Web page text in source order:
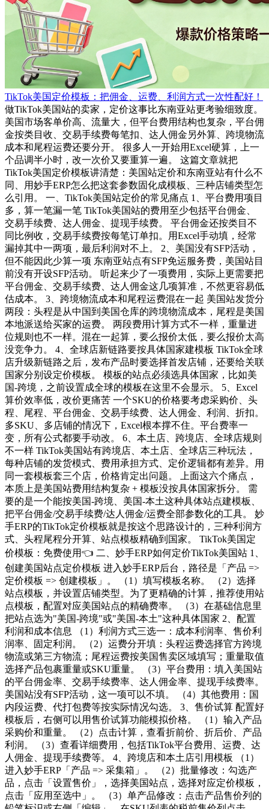
TikTok美国定价模板：把佣金、运费、利润方式一次性配好！
做TikTok美国站的卖家，定价这事比东南亚站更考验细致度。
美国市场客单价高、流量大，但平台费用结构也复杂，平台佣
金按类目收、交易手续费每笔扣、达人佣金另外算、跨境物流
成本和尾程运费还要分开。 很多人一开始用Excel硬算，上一
个品调半小时，改一次价又要重算一遍。 这篇文章就把
TikTok美国定价模板讲清楚：美国站定价和东南亚站有什么不
同、用妙手ERP怎么把这套参数固化成模板、三种店铺类型怎
么引用。 一、TikTok美国站定价的常见痛点 1、平台费用项目
多，算一笔漏一笔 TikTok美国站的费用至少包括平台佣金、
交易手续费、达人佣金、提现手续费。 平台佣金还按类目不
同比例收，交易手续费按每笔订单扣。用Excel手动填，经常
漏掉其中一两项，最后利润对不上。 2、美国没有SFP活动，
但不能因此少算一项 东南亚站点有SFP免运服务费，美国站目
前没有开设SFP活动。 听起来少了一项费用，实际上更需要把
平台佣金、交易手续费、达人佣金这几项算准，不然更容易低
估成本。 3、跨境物流成本和尾程运费混在一起 美国站发货分
两段：头程是从中国到美国仓库的跨境物流成本，尾程是美国
本地派送给买家的运费。 两段费用计算方式不一样，重量进
位规则也不一样。混在一起算，要么报价太低，要么报价太高
没竞争力。 4、全球店新链路要按具体国家建模板 TikTok全球
店升级新链路之后，发布产品时要选择首发店铺，还要给关联
国家分别设定价模板。 模板的站点必须选具体国家，比如美
国-跨境，之前设置成全球的模板在这里不会显示。 5、Excel
算价效率低，改价更痛苦 一个SKU的价格要考虑采购价、头
程、尾程、平台佣金、交易手续费、达人佣金、利润、折扣。
多SKU、多店铺的情况下，Excel根本撑不住。平台费率一
变，所有公式都要手动改。 6、本土店、跨境店、全球店规则
不一样 TikTok美国站有跨境店、本土店、全球店三种玩法，
每种店铺的发货模式、费用承担方式、定价逻辑都有差异。用
同一套模板套三个店，价格肯定出问题。 上面这六个痛点，
本质上是美国站费用结构复杂 + 模板没按具体国家拆分。 需
要的是一个能按美国-跨境、美国-本土这种具体站点建模板、
把平台佣金/交易手续费/达人佣金/运费全部参数化的工具。 妙
手ERP的TikTok定价模板就是按这个思路设计的，三种利润方
式、头程尾程分开算、站点模板精确到国家。 TikTok美国定
价模板：免费使用👈 二、妙手ERP如何定价TikTok美国站 1、
创建美国站点定价模板 进入妙手ERP后台，路径是「产品 =>
定价模板 => 创建模板」。 （1）填写模板名称。 （2）选择
站点模板，并设置店铺类型。为了更精确的计算，推荐使用站
点模板，配置对应美国站点的精确费率。 （3）在基础信息里
把站点选为"美国-跨境"或"美国-本土"这种具体国家 2、配置
利润和成本信息 （1）利润方式三选一：成本利润率、售价利
润率、固定利润。 （2）运费分开填：头程运费选择官方跨境
物流或第三方物流；尾程运费按美国售卖区域填写；重量取值
选择产品包裹重量或SKU重量。 （3）平台费用：填入美国站
的平台佣金率、交易手续费率、达人佣金率、提现手续费率。
美国站没有SFP活动，这一项可以不填。 （4）其他费用：国
内段运费、代打包费等按实际情况勾选。 3、售价试算 配置好
模板后，右侧可以用售价试算功能模拟价格。 （1）输入产品
采购价和重量。 （2）点击计算，查看折前价、折后价、产品
利润。 （3）查看详细费用，包括TikTok平台费用、运费、达
人佣金、提现手续费等。 4、跨境店和本土店引用模板 （1）
进入妙手ERP「产品 => 采集箱」。 （2）批量修改：勾选产
品，点击「设置售价」，选择美国站点，选择对应定价模板，
点击「应用至选中」。 （3）单产品修改：点击产品售价列的